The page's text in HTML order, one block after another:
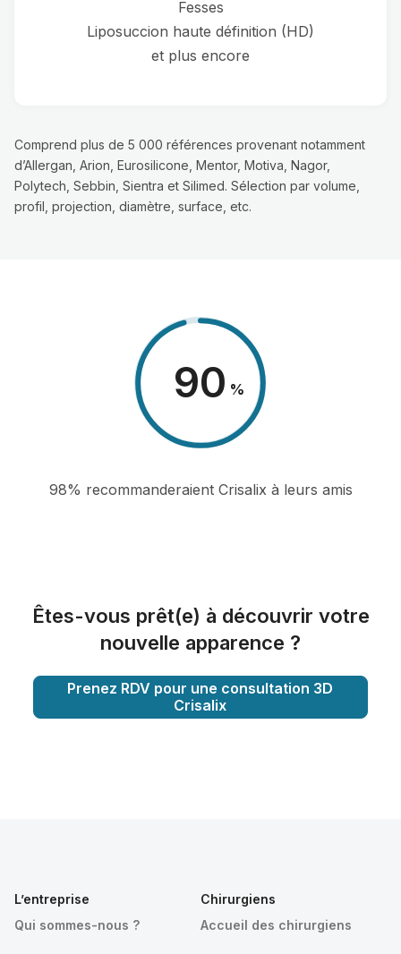
Fesses
Liposuccion haute définition (HD)
et plus encore
Comprend plus de 5 000 références provenant notamment
d’Allergan, Arion, Eurosilicone, Mentor, Motiva, Nagor,
Polytech, Sebbin, Sientra et Silimed. Sélection par volume,
profil, projection, diamètre, surface, etc.
98 %
98% recommanderaient Crisalix à leurs amis
Êtes-vous prêt(e) à découvrir votre
nouvelle apparence ?
Prenez RDV pour une consultation 3D
Crisalix
L’entreprise
Qui sommes-nous ?
Chirurgiens
Accueil des chirurgiens